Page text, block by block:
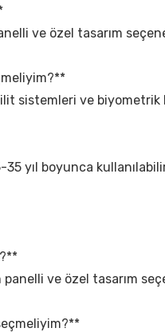
ve özel tasarım
sistemleri ve
35 yıl boyunca
ve özel tasarım